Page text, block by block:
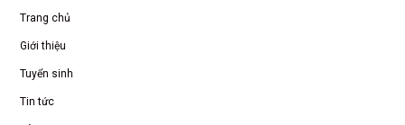
Trang chủ
Giới thiệu
Tuyển sinh
Tin tức